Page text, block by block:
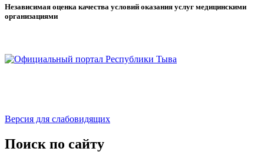
Независимая оценка качества условий оказания услуг медицинскими
организациями
Версия для слабовидящих
Поиск по сайту